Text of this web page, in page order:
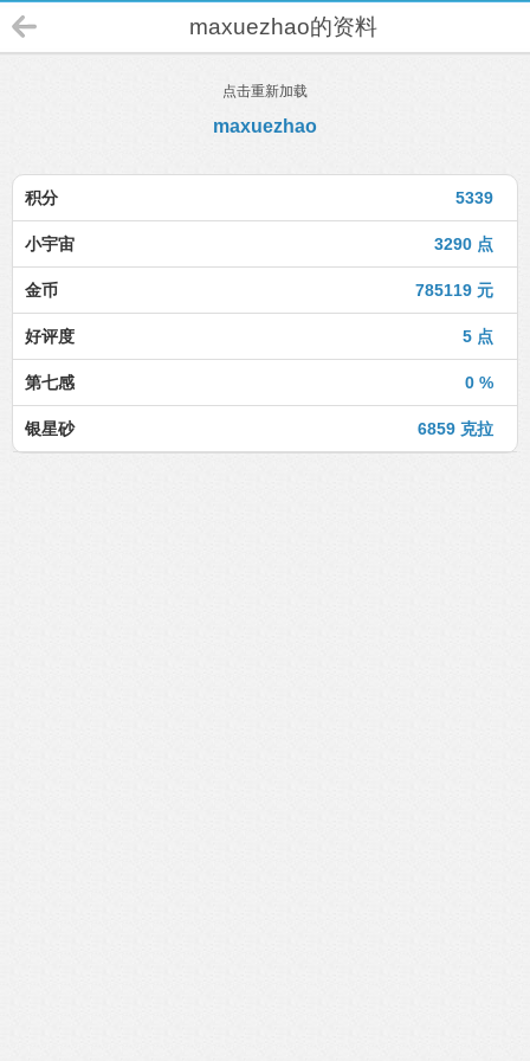
maxuezhao的资料
点击重新加载
maxuezhao
5339
积分
3290 点
小宇宙
785119 元
金币
5 点
好评度
0 %
第七感
6859 克拉
银星砂